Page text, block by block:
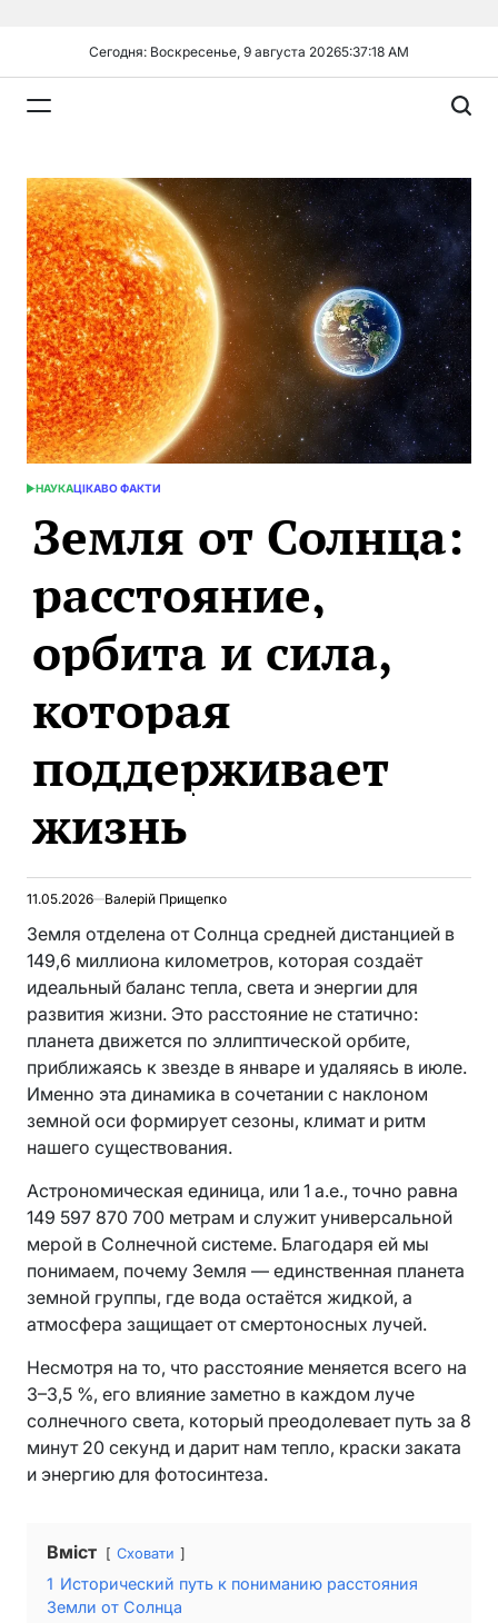
содержимому
Сегодня: Воскресенье, 9 августа 20265:37:19 AM
ОПУБЛИКОВАНО
НАУКАЦІКАВО ФАКТИ
Земля от Солнца:
расстояние,
орбита и сила,
которая
поддерживает
жизнь
11.05.2026 Валерій Прищепко
Земля отделена от Солнца средней дистанцией в
149,6 миллиона километров, которая создаёт
идеальный баланс тепла, света и энергии для
развития жизни. Это расстояние не статично:
планета движется по эллиптической орбите,
приближаясь к звезде в январе и удаляясь в июле.
Именно эта динамика в сочетании с наклоном
земной оси формирует сезоны, климат и ритм
нашего существования.
Астрономическая единица, или 1 а.е., точно равна
149 597 870 700 метрам и служит универсальной
мерой в Солнечной системе. Благодаря ей мы
понимаем, почему Земля — единственная планета
земной группы, где вода остаётся жидкой, а
атмосфера защищает от смертоносных лучей.
Несмотря на то, что расстояние меняется всего на
3–3,5 %, его влияние заметно в каждом луче
солнечного света, который преодолевает путь за 8
минут 20 секунд и дарит нам тепло, краски заката
и энергию для фотосинтеза.
Вміст Сховати
1 Исторический путь к пониманию расстояния
Земли от Солнца